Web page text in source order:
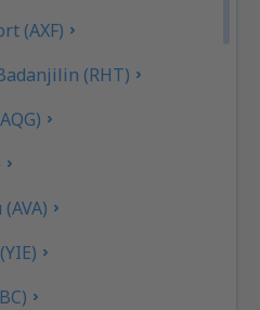
(AXF)
(RHT)